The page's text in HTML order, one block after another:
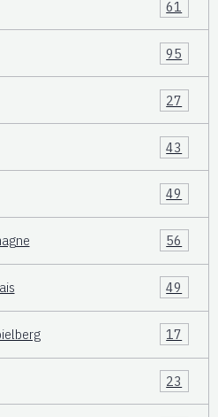
61
95
27
43
49
56
49
17
23